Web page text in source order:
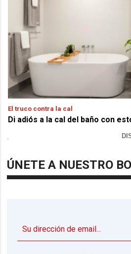
El truco contra la cal
Di adiós a la cal del baño con
ÚNETE A NUESTRO